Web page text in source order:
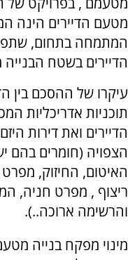
מטעם הדיירים הינה
המתמחה בתחום,
הדיירים בשטח
עיקרו של ההסכם בין
תוכניות אדריכליות
הדיירים ואת דירות
הצפויה (חומרים בהם
האיטום, החיזוק,
ריצוף , מפרט חניה,
והרשימה ארוכה..).
מינוי מפקח בנייה